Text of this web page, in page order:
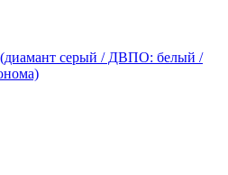
серый / ДВПО: белый /